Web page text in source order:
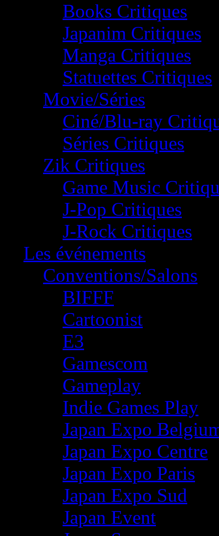
Books Critiques
Japanim Critiques
Manga Critiques
Statuettes Critiques
Movie/Séries
Ciné/Blu-ray
Séries Critiques
Zik Critiques
Game Music
J-Pop Critiques
J-Rock Critiques
Les événements
Conventions/Salons
BIFFF
Cartoonist
E3
Gamescom
Gameplay
Indie Games Play
Japan Expo
Japan Expo Centre
Japan Expo Paris
Japan Expo Sud
Japan Event